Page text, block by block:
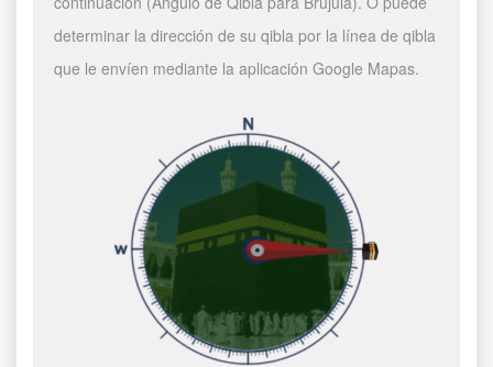
determinar la dirección de su qibla por la línea de qibla
que le envíen mediante la aplicación Google Mapas.